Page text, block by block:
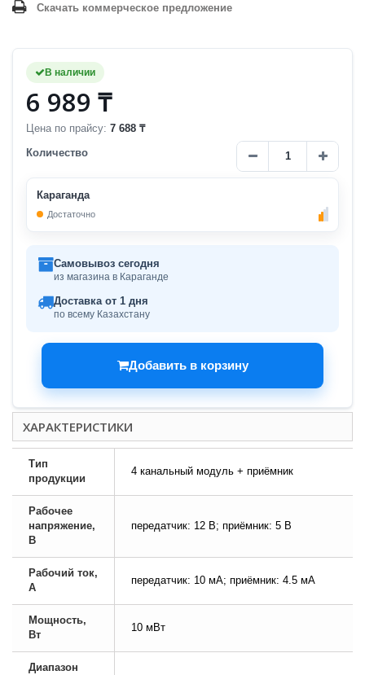
Скачать коммерческое предложение
В наличии
6 989 ₸
Цена по прайсу: 7 688 ₸
Количество
Караганда
Достаточно
Самовывоз сегодня
из магазина в Караганде
Доставка от 1 дня
по всему Казахстану
Добавить в корзину
ХАРАКТЕРИСТИКИ
Тип
продукции
4 канальный модуль + приёмник
Рабочее
напряжение,
В
передатчик: 12 В; приёмник: 5 В
Рабочий ток,
А
передатчик: 10 мА; приёмник: 4.5 мА
Мощность,
Вт
10 мВт
Диапазон